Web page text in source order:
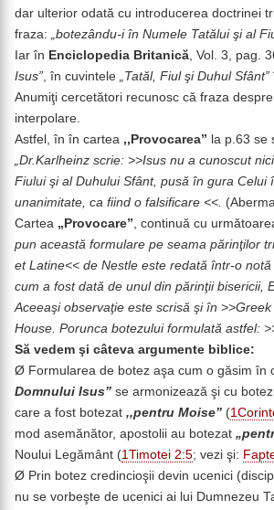
dar ulterior odată cu introducerea doctrinei
fraza: „botezându-i în Numele Tatălui şi al
Iar în Enciclopedia Britanică, Vol. 3, pag.
Isus”, în cuvintele „Tatăl, Fiul şi Duhul Sfânt”
Anumiţi cercetători recunosc că fraza
interpolare.
Astfel, în în cartea ,,Provocarea” la p.63 se
„Dr.Karlheinz scrie: >>Isus nu a cunoscut
Fiului şi al Duhului Sfânt, pusă în gura
unanimitate, ca fiind o falsificare <<.
Cartea „Provocare”, continuă cu
pun această formulare pe seama părinţilor
et Latine<< de Nestle este redată într-o
cum a fost dată de unul din părinţii bisericii,
Aceeaşi observaţie este scrisă şi în
House. Porunca botezului formulată astfel:
Să vedem şi câteva argumente biblice:
Ø Formularea de botez aşa cum o găsim
Domnului Isus” se armonizează şi cu
care a fost botezat ,,pentru Moise” (
mod asemănător, apostolii au botezat
Noului Legământ (1Timotei 2:5; vezi şi:
Ø Prin botez credincioşii devin ucenici
nu se vorbeşte de ucenici ai lui Dumnezeu